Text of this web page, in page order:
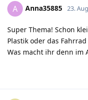
A Anna35885 23.
Super Thema! Schon
Plastik oder das
Was macht ihr denn im